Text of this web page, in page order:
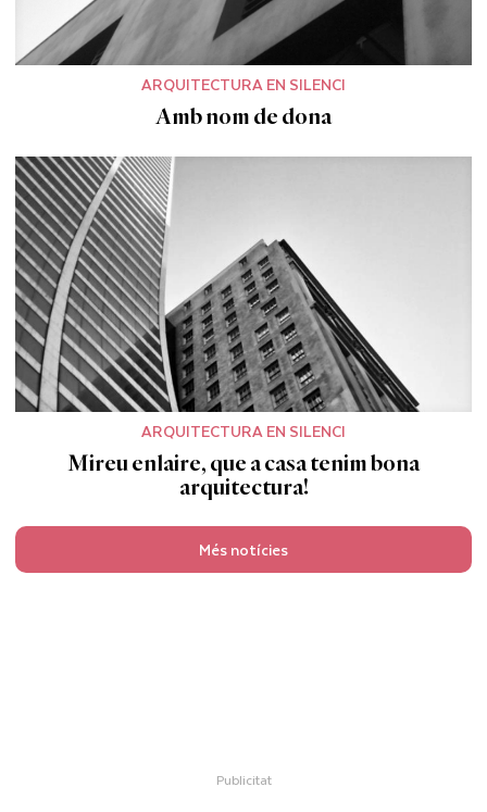
ARQUITECTURA EN SILENCI
Amb nom de dona
ARQUITECTURA EN SILENCI
Mireu enlaire, que a casa tenim bona
arquitectura!
Més notícies